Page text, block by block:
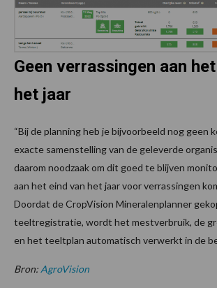
Geen verrassingen aan
het jaar
“Bij de planning heb je bijvoorbeeld nog geen
exacte samenstelling van de geleverde
daarom noodzaak om dit goed te blijven
aan het eind van het jaar voor verrassingen
Doordat de CropVision Mineralenplanner
teeltregistratie, wordt het mestverbruik, de
en het teeltplan automatisch verwerkt in de
Bron: AgroVision